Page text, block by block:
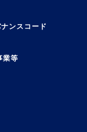
ンスコード
業等